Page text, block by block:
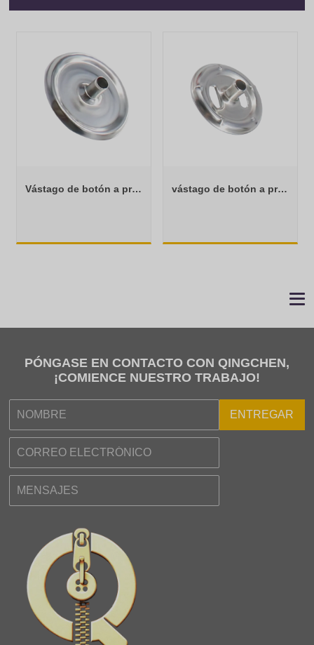
Vástago de botón a presión de acero inoxidable regular vástago de botón a presión abierto de acero inoxidable
PÓNGASE EN CONTACTO CON QINGCHEN,
¡COMIENCE NUESTRO TRABAJO!
ENTREGAR